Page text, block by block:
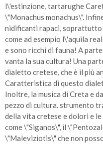
l\'estinzione, tartarughe
\"Monachus monachus\".
nidificanti rapaci,
come ad esempio l\'aquila
e sono ricchi di fauna! A
vanta la sua cultura! Una
dialetto cretese, che è il più
Caratteristica di questo
Inoltre, la musica di Creta e
pezzo di cultura. strumento
della vita cretese e dolori e
come \"Siganos\", il
\"Maleviziotis\" che non